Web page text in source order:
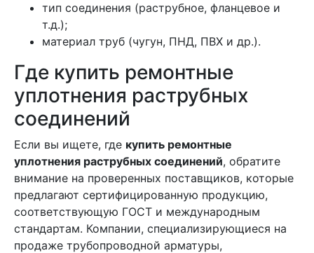
тип соединения (раструбное, фланцевое и
т.д.);
материал труб (чугун, ПНД, ПВХ и др.).
Где купить ремонтные
уплотнения раструбных
соединений
Если вы ищете, где купить ремонтные
уплотнения раструбных соединений, обратите
внимание на проверенных поставщиков, которые
предлагают сертифицированную продукцию,
соответствующую ГОСТ и международным
стандартам. Компании, специализирующиеся на
продаже трубопроводной арматуры,